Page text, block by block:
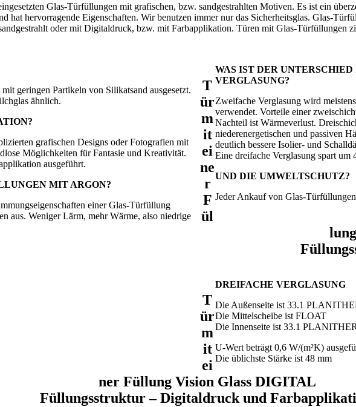
Glas-Türfüllungen mit grafischen, bzw. sandgestrahlten Motiven. Es ist ein
hat hervorragende Eigenschaften. Wir benutzen immer nur das Sicherheitsglas. Glas-
oder mit Digitaldruck, bzw. mit Farbapplikation. Türen mit Glas-Türfüllungen
geringen Partikeln von Silikatsand ausgesetzt.
ähnlich.
grafischen Designs oder Fotografien mit
Möglichkeiten für Fantasie und Kreativität.
ausgeführt.
MIT ARGON?
einer Glas-Türfüllung
aus. Weniger Lärm, mehr Wärme, also niedrige
WAS IST DER
VERGLASUNG?
Zweifache Verglasung wird
verwendet. Vorteile einer
Nachteil ist Wärmeverlust.
niederenergetischen und passiven
deutlich bessere Isolier- und
Eine dreifache Verglasung spart um
UND DIE UMWELTSCHUTZ?
Jeder Ankauf von Glas-
T
ür
m
it
ei
ne
r
F
ül
DREIFACHE VERGLASUNG
Die Außenseite ist 33.1
Die Mittelscheibe ist FLOAT
Die Innenseite ist 33.1
U-Wert beträgt 0,6 W/(m²K)
Die üblichste Stärke ist 48 mm
T
ür
m
it
ei
ner Füllung Vision Glass DIGITAL
Füllungsstruktur – Digitaldruck und